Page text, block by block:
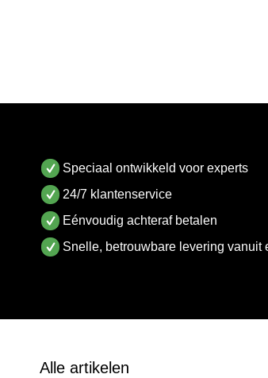
Speciaal ontwikkeld voor experts
24/7 klantenservice
Eénvoudig achteraf betalen
Snelle, betrouwbare levering vanuit
Alle artikelen